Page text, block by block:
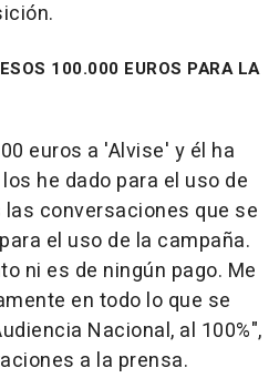
100.000 EUROS PARA LA
euros a 'Alvise' y él ha
he dado para el uso de
conversaciones que se
el uso de la campaña.
ni es de ningún pago. Me
en todo lo que se
Nacional, al 100%",
a la prensa.